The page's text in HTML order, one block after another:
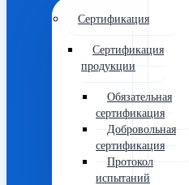
Сертификация
Сертификация
продукции
Обязательная
сертификация
Добровольная
сертификация
Протокол
испытаний